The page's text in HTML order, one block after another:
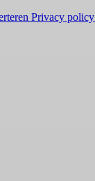
Privacy policy